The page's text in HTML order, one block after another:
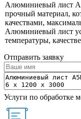
Алюминиевый лист
прочный материал,
качествами,
Алюминиевый лист
температуры,
Отправить заявку
Услуги по обработке